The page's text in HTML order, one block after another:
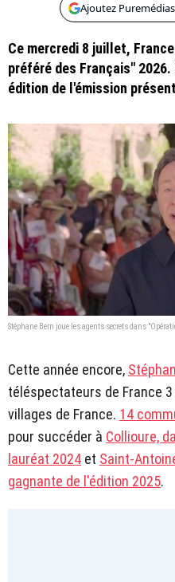
Ajoutez
Ce mercredi 8 juillet,
préféré des Français"
édition de l'émission
Stéphane Bern joue les agents secrets dans
Cette année encore,
téléspectateurs de France
villages de France. 14
pour succéder à Collioure,
lauréat 2024 et Saint-
gagnante de l'édition 2025.